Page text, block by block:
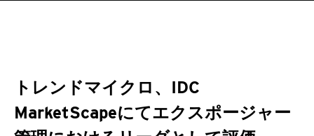
トレンドマイクロ、IDC
MarketScapeにてエクスポージャー